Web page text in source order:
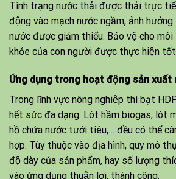
Tình trạng nước thải được thải trực
động vào mạch nước ngầm, ảnh
nước được giảm thiểu. Bảo vệ cho
khỏe của con người được thực hiện tốt
Ứng dụng trong hoạt động sản xuất
Trong lĩnh vực nông nghiệp thì bạt
hết sức đa dạng. Lót hầm biogas, lót
hồ chứa nước tưới tiêu,… đều có thể
hợp. Tùy thuộc vào địa hình, quy mô
độ dày của sản phẩm, hay số lượng
vào ứng dụng thuận lợi, thành công.